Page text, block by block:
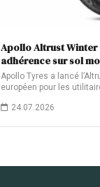
Apollo Altrust Winter
adhérence sur sol
Apollo Tyres a lancé
européen pour les
24.07.2026